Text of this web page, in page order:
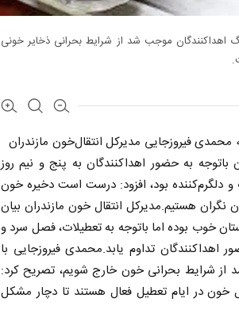
اهداکنندگان موجب شد از شرایط بحرانی ذخایر خونی
محمدی فیروزجایی مدیرکل انتقال‌خون مازندران
باتوجه به حضور اهداکنندگان به پنج و نیم روز
دلگرم‌کننده بود، افزود: درست است دخیره خون
نگران هستیم.مدیرکل انتقال خون مازندران بیان
خوب بوده اما باتوجه به تعطیلات، فصل سرد و
تداوم یابد.محمدی فیروزجایی با
از شرایط بحرانی خون خارج شویم، تصریح کرد:
خون در ایام تعطیل فعال هستند تا دچار مشکل